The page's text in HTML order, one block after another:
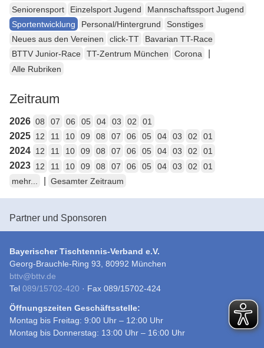
Seniorensport
Einzelsport Jugend
Mannschaftssport Jugend
Sportentwicklung
Personal/Hintergrund
Sonstiges
Neues aus den Vereinen
click-TT
Bavarian TT-Race
BTTV Junior-Race
TT-Zentrum München Corona
Alle Rubriken
Zeitraum
2026 08 07 06 05 04 03 02 01
2025 12 11 10 09 08 07 06 05 04 03 02 01
2024 12 11 10 09 08 07 06 05 04 03 02 01
2023 12 11 10 09 08 07 06 05 04 03 02
01
mehr...
Gesamter Zeitraum
Partner und Sponsoren
Bayerischer Tischtennis-Verband e.V.
Georg-Brauchle-Ring 93, 80992 München
bttv@bttv.de
Tel 089/15702-420 · Fax 089/15702-424
Öffnungszeiten Geschäftsstelle:
Montag bis Freitag: 9:00 Uhr – 12:00 Uhr
Montag bis Donnerstag: 13:00 Uhr – 16:00 Uhr